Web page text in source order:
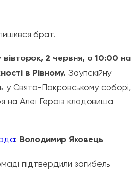
брат.
2 червня, о 10:00 на
в Рівному. Заупокійну
у Свято-Покровському соборі,
на Алеї Героїв кладовища
: Володимир Яковець
підтвердили загибель